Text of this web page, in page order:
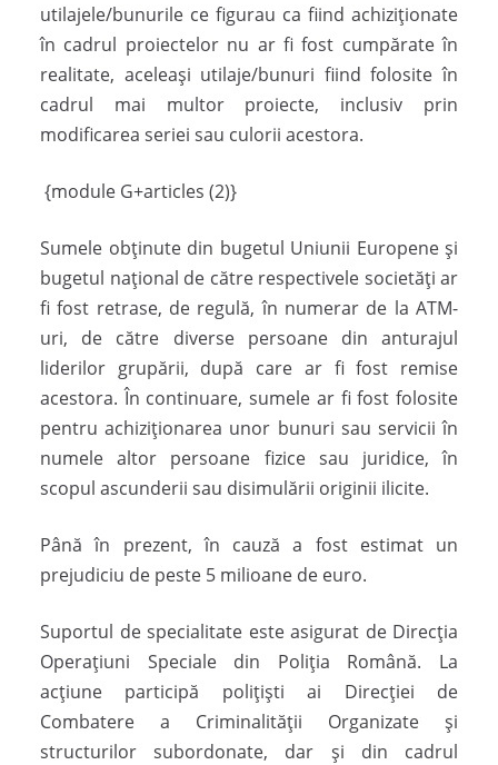
utilajele/bunurile ce figurau ca fiind achiziţionate
în cadrul proiectelor nu ar fi fost cumpărate în
realitate, aceleaşi utilaje/bunuri fiind folosite în
cadrul mai multor proiecte, inclusiv prin
modificarea seriei sau culorii acestora.
{module G+articles (2)}
Sumele obţinute din bugetul Uniunii Europene şi
bugetul naţional de către respectivele societăţi ar
fi fost retrase, de regulă, în numerar de la ATM-
uri, de către diverse persoane din anturajul
liderilor grupării, după care ar fi fost remise
acestora. În continuare, sumele ar fi fost folosite
pentru achiziţionarea unor bunuri sau servicii în
numele altor persoane fizice sau juridice, în
scopul ascunderii sau disimulării originii ilicite.
Până în prezent, în cauză a fost estimat un
prejudiciu de peste 5 milioane de euro.
Suportul de specialitate este asigurat de Direcţia
Operaţiuni Speciale din Poliţia Română. La
acţiune participă poliţişti ai Direcţiei de
Combatere a Criminalităţii Organizate şi
structurilor subordonate, dar şi din cadrul